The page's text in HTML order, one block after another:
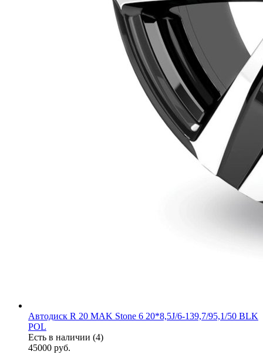
Автодиск R 20 MAK Stone 6 20*8,5J/6-139,7/95,1/50 BLK
POL
Есть в наличии (4)
45000 руб.